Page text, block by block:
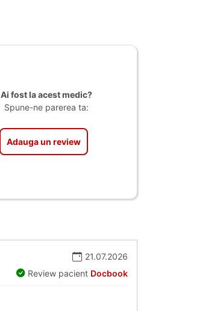
Ai fost la acest medic?
Spune-ne parerea ta:
Adauga un review
21.07.2026
Review pacient Docbook